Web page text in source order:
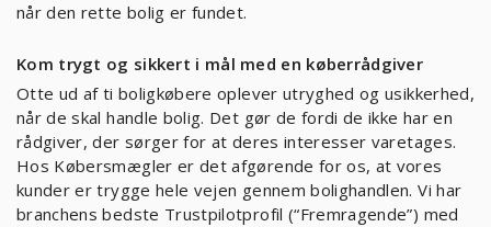
når den rette bolig er fundet.
Kom trygt og sikkert i mål med en køberrådgiver
Otte ud af ti boligkøbere oplever utryghed og usikkerhed,
når de skal handle bolig. Det gør de fordi de ikke har en
rådgiver, der sørger for at deres interesser varetages.
Hos Købersmægler er det afgørende for os, at vores
kunder er trygge hele vejen gennem bolighandlen. Vi har
branchens bedste Trustpilotprofil (“Fremragende”) med